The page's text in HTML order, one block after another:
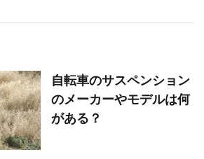
自転車のサスペンション
のメーカーやモデルは何
がある？